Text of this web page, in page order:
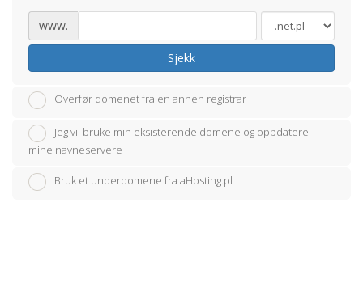
www.
Sjekk
Overfør domenet fra en annen registrar
Jeg vil bruke min eksisterende domene og oppdatere
mine navneservere
Bruk et underdomene fra aHosting.pl